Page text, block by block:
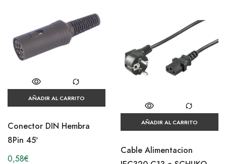
AÑADIR AL CARRITO
Conector DIN Hembra
8Pin 45º
0,58€
AÑADIR AL CARRITO
Cable Alimentacion